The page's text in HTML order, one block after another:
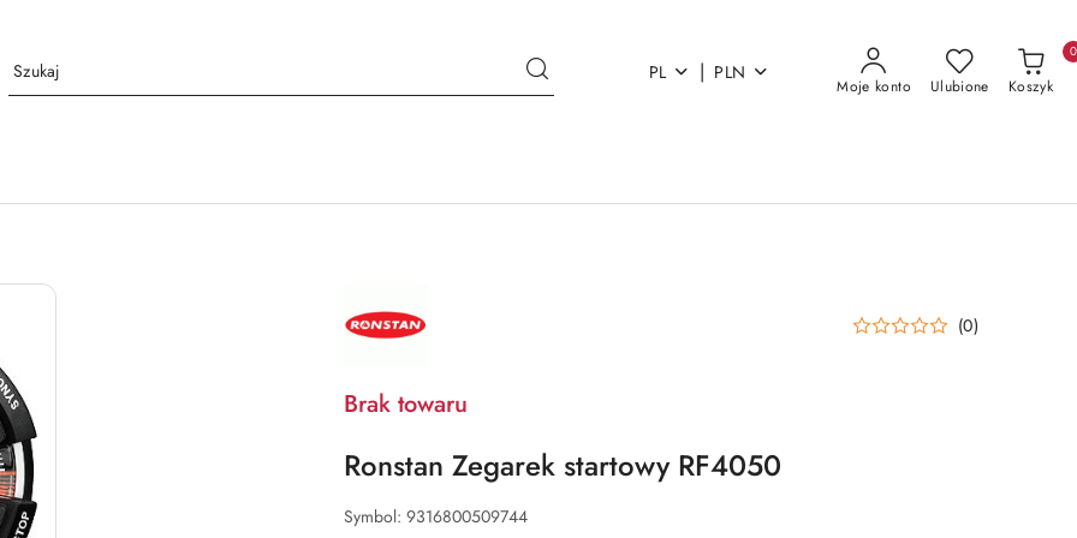
PL | PLN
Moje konto Ulubione Koszyk
0
PRODUCENTA:
RONSTAN (0)
Brak towaru
Ronstan Zegarek startowy RF4050
Symbol: 9316800509744